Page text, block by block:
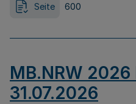
Seite 600
MB.NRW 2026
31.07.2026